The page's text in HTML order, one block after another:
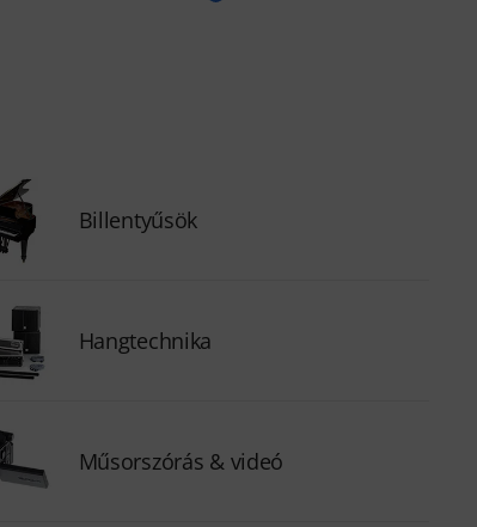
Billentyűsök
Hangtechnika
Műsorszórás & videó